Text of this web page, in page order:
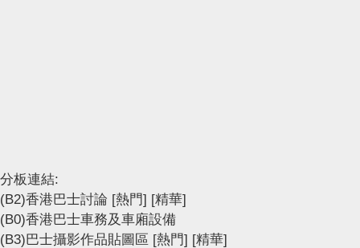
分板連結:
(B2)香港巴士討論 [熱門] [精華]
(B0)香港巴士車務及車廂設備
(B3)巴士攝影作品貼圖區 [熱門] [精華]